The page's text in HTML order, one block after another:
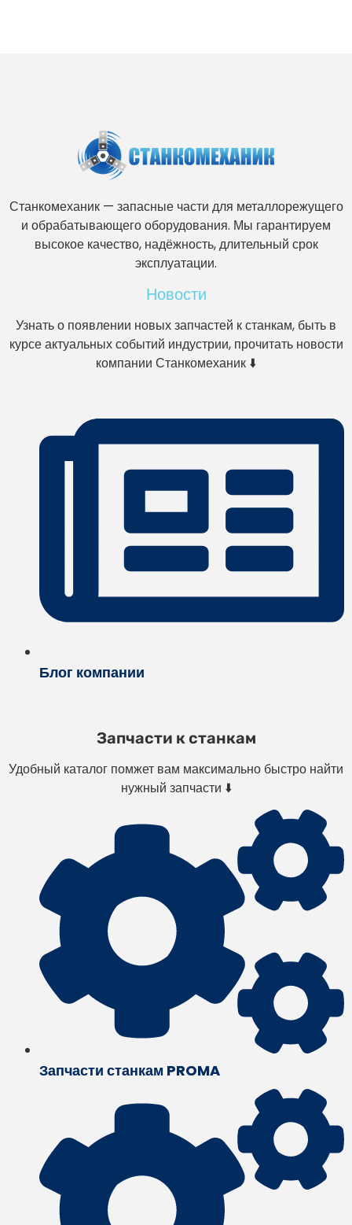
Станкомеханик — запасные части для металлорежущего
и обрабатывающего оборудования. Мы гарантируем
высокое качество, надёжность, длительный срок
эксплуатации.
Новости
Узнать о появлении новых запчастей к станкам, быть в
курсе актуальных событий индустрии, прочитать новости
компании Станкомеханик ⬇️
Блог компании
Запчасти к станкам
Удобный каталог помжет вам максимально быстро найти
нужный запчасти ⬇️
Запчасти станкам PROMA